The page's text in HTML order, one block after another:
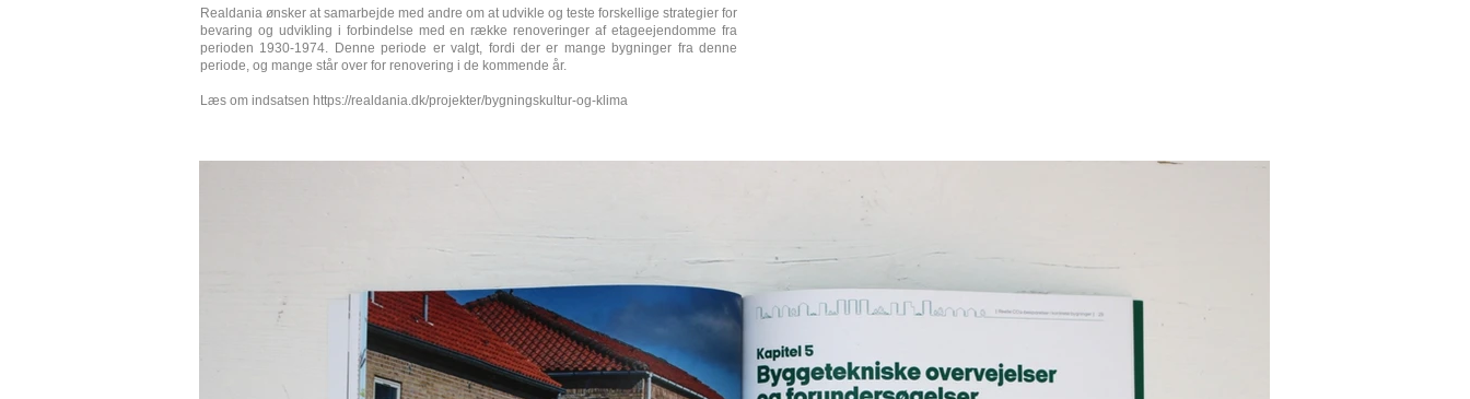
Realdania ønsker at samarbejde med andre om at udvikle og teste forskellige strategier for
bevaring og udvikling i forbindelse med en række renoveringer af etageejendomme fra
perioden 1930-1974. Denne periode er valgt, fordi der er mange bygninger fra denne
periode, og mange står over for renovering i de kommende år.
Læs om indsatsen https://realdania.dk/projekter/bygningskultur-og-klima